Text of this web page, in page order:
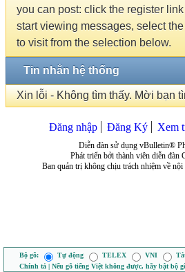
you can post: click the register
start viewing messages, select
to visit from the selection below.
Tin nhắn hệ thống
Xin lỗi - Không tìm thấy. Mời bạn
Đăng nhập Đăng Ký Xem
Diễn đàn sử dụng vBulletin®
Phát triển bởi thành viên diễn đàn
Ban quản trị không chịu trách nhiệm về nội
Bộ gõ: Tự động TELEX VNI
Chính tả | Nếu gõ tiếng Việt không được, hãy bật bộ